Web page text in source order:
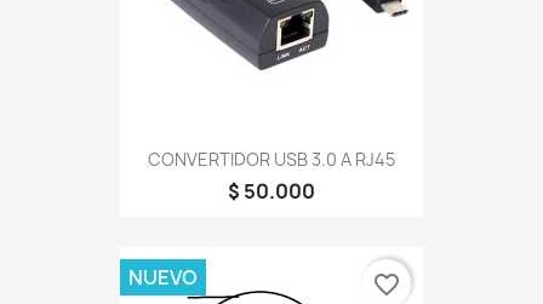
CONVERTIDOR USB 3.0 A RJ45
$ 50.000
NUEVO favorite_border